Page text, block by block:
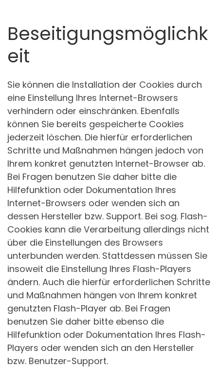
Beseitigungsmöglichk
eit
Sie können die Installation der Cookies durch
eine Einstellung Ihres Internet-Browsers
verhindern oder einschränken. Ebenfalls
können Sie bereits gespeicherte Cookies
jederzeit löschen. Die hierfür erforderlichen
Schritte und Maßnahmen hängen jedoch von
Ihrem konkret genutzten Internet-Browser ab.
Bei Fragen benutzen Sie daher bitte die
Hilfefunktion oder Dokumentation Ihres
Internet-Browsers oder wenden sich an
dessen Hersteller bzw. Support. Bei sog. Flash-
Cookies kann die Verarbeitung allerdings nicht
über die Einstellungen des Browsers
unterbunden werden. Stattdessen müssen Sie
insoweit die Einstellung Ihres Flash-Players
ändern. Auch die hierfür erforderlichen Schritte
und Maßnahmen hängen von Ihrem konkret
genutzten Flash-Player ab. Bei Fragen
benutzen Sie daher bitte ebenso die
Hilfefunktion oder Dokumentation Ihres Flash-
Players oder wenden sich an den Hersteller
bzw. Benutzer-Support.